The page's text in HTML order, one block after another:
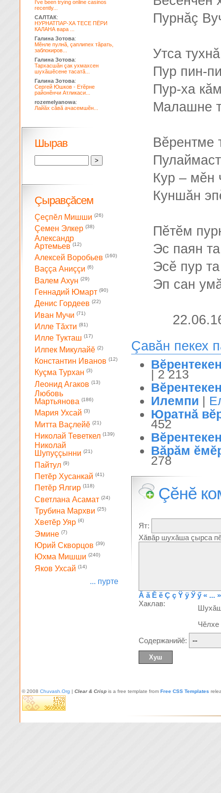
Пурнăç
Утса
Пур пин-
Пур-ха
Малашне
Вĕрентме
Кур – мĕн
Куншăн
Пĕтĕм
Эс паян
Эсĕ пур
Эп сан
Çавăн пекех
| 2 213
Илемпи |
Юратнă
452
Вăрăм
278
Çĕнĕ
Ят:
Хăвăр шухăша çырса
Ă ă Ĕ ĕ Ç ç Ÿ ÿ Ӳ ӳ « ... »
Хаклав:
Содержанийĕ:
I've been trying online casinos
recently...
САЛТАК:
НУРНАТПАР-ХА ТЕСЕ ПЁРИ
КАЛАНА вара ...
Галина Зотова:
Мĕнле пулнă, çаплипех тăрать,
заблокиров...
Галина Зотова:
Тархасшăн çак ухмахсен
шухăшĕсене тасатă...
Галина Зотова:
Сергей Юшков - Етĕрне
районĕнчи Атликаси...
rozemelyanowa:
Лайăх сăвă ачасемшĕн...
Шырав
Çыравçăсем
Çеçпĕл Мишши (26)
Çемен Элкер (38)
Александр
Артемьев (12)
Алексей Воробьев (160)
Ваççа Аниççи (6)
Валем Ахун (29)
Геннадий Юмарт (90)
Денис Гордеев (22)
Иван Мучи (71)
Илле Тăхти (81)
Илле Тукташ (17)
Илпек Микулайĕ (2)
Константин Иванов (12)
Куçма Турхан (3)
Леонид Агаков (13)
Любовь
Мартьянова (186)
Мария Ухсай (3)
Митта Ваçлейĕ (21)
Николай Теветкел (139)
Николай
Шупуççынни (21)
Пайтул (9)
Петĕр Хусанкай (41)
Петĕр Ялгир (118)
Светлана Асамат (24)
Трубина Мархви (25)
Хветĕр Уяр (4)
Эмине (7)
Юрий Скворцов (39)
Юхма Мишши (240)
Яков Ухсай (14)
... пурте
© 2008 Chuvash.Org | Clear & Crisp is a free template from Free CSS Templates